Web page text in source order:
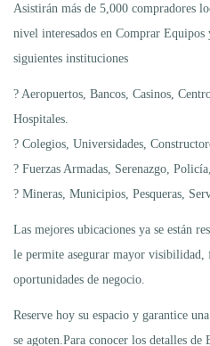
Asistirán más de 5,000 compradores
nivel interesados en Comprar
siguientes instituciones
? Aeropuertos, Bancos, Casinos,
Hospitales.
? Colegios, Universidades,
? Fuerzas Armadas, Serenazgo,
? Mineras, Municipios, Pesqueras,
Las mejores ubicaciones ya se están
le permite asegurar mayor
oportunidades de negocio.
Reserve hoy su espacio y garantice
se agoten.Para conocer los detalles